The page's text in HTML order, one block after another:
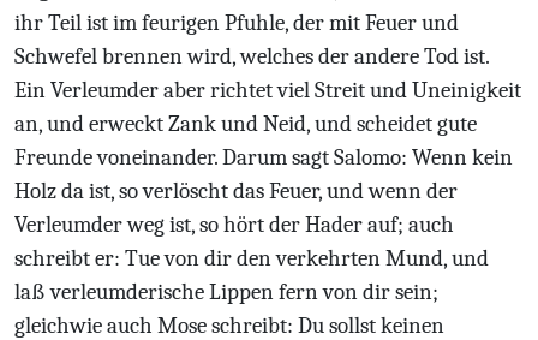
ihr Teil ist im feurigen Pfuhle, der mit Feuer und
Schwefel brennen wird, welches der andere Tod ist.
Ein Verleumder aber richtet viel Streit und Uneinigkeit
an, und erweckt Zank und Neid, und scheidet gute
Freunde voneinander. Darum sagt Salomo: Wenn kein
Holz da ist, so verlöscht das Feuer, und wenn der
Verleumder weg ist, so hört der Hader auf; auch
schreibt er: Tue von dir den verkehrten Mund, und
laß verleumderische Lippen fern von dir sein;
gleichwie auch Mose schreibt: Du sollst keinen